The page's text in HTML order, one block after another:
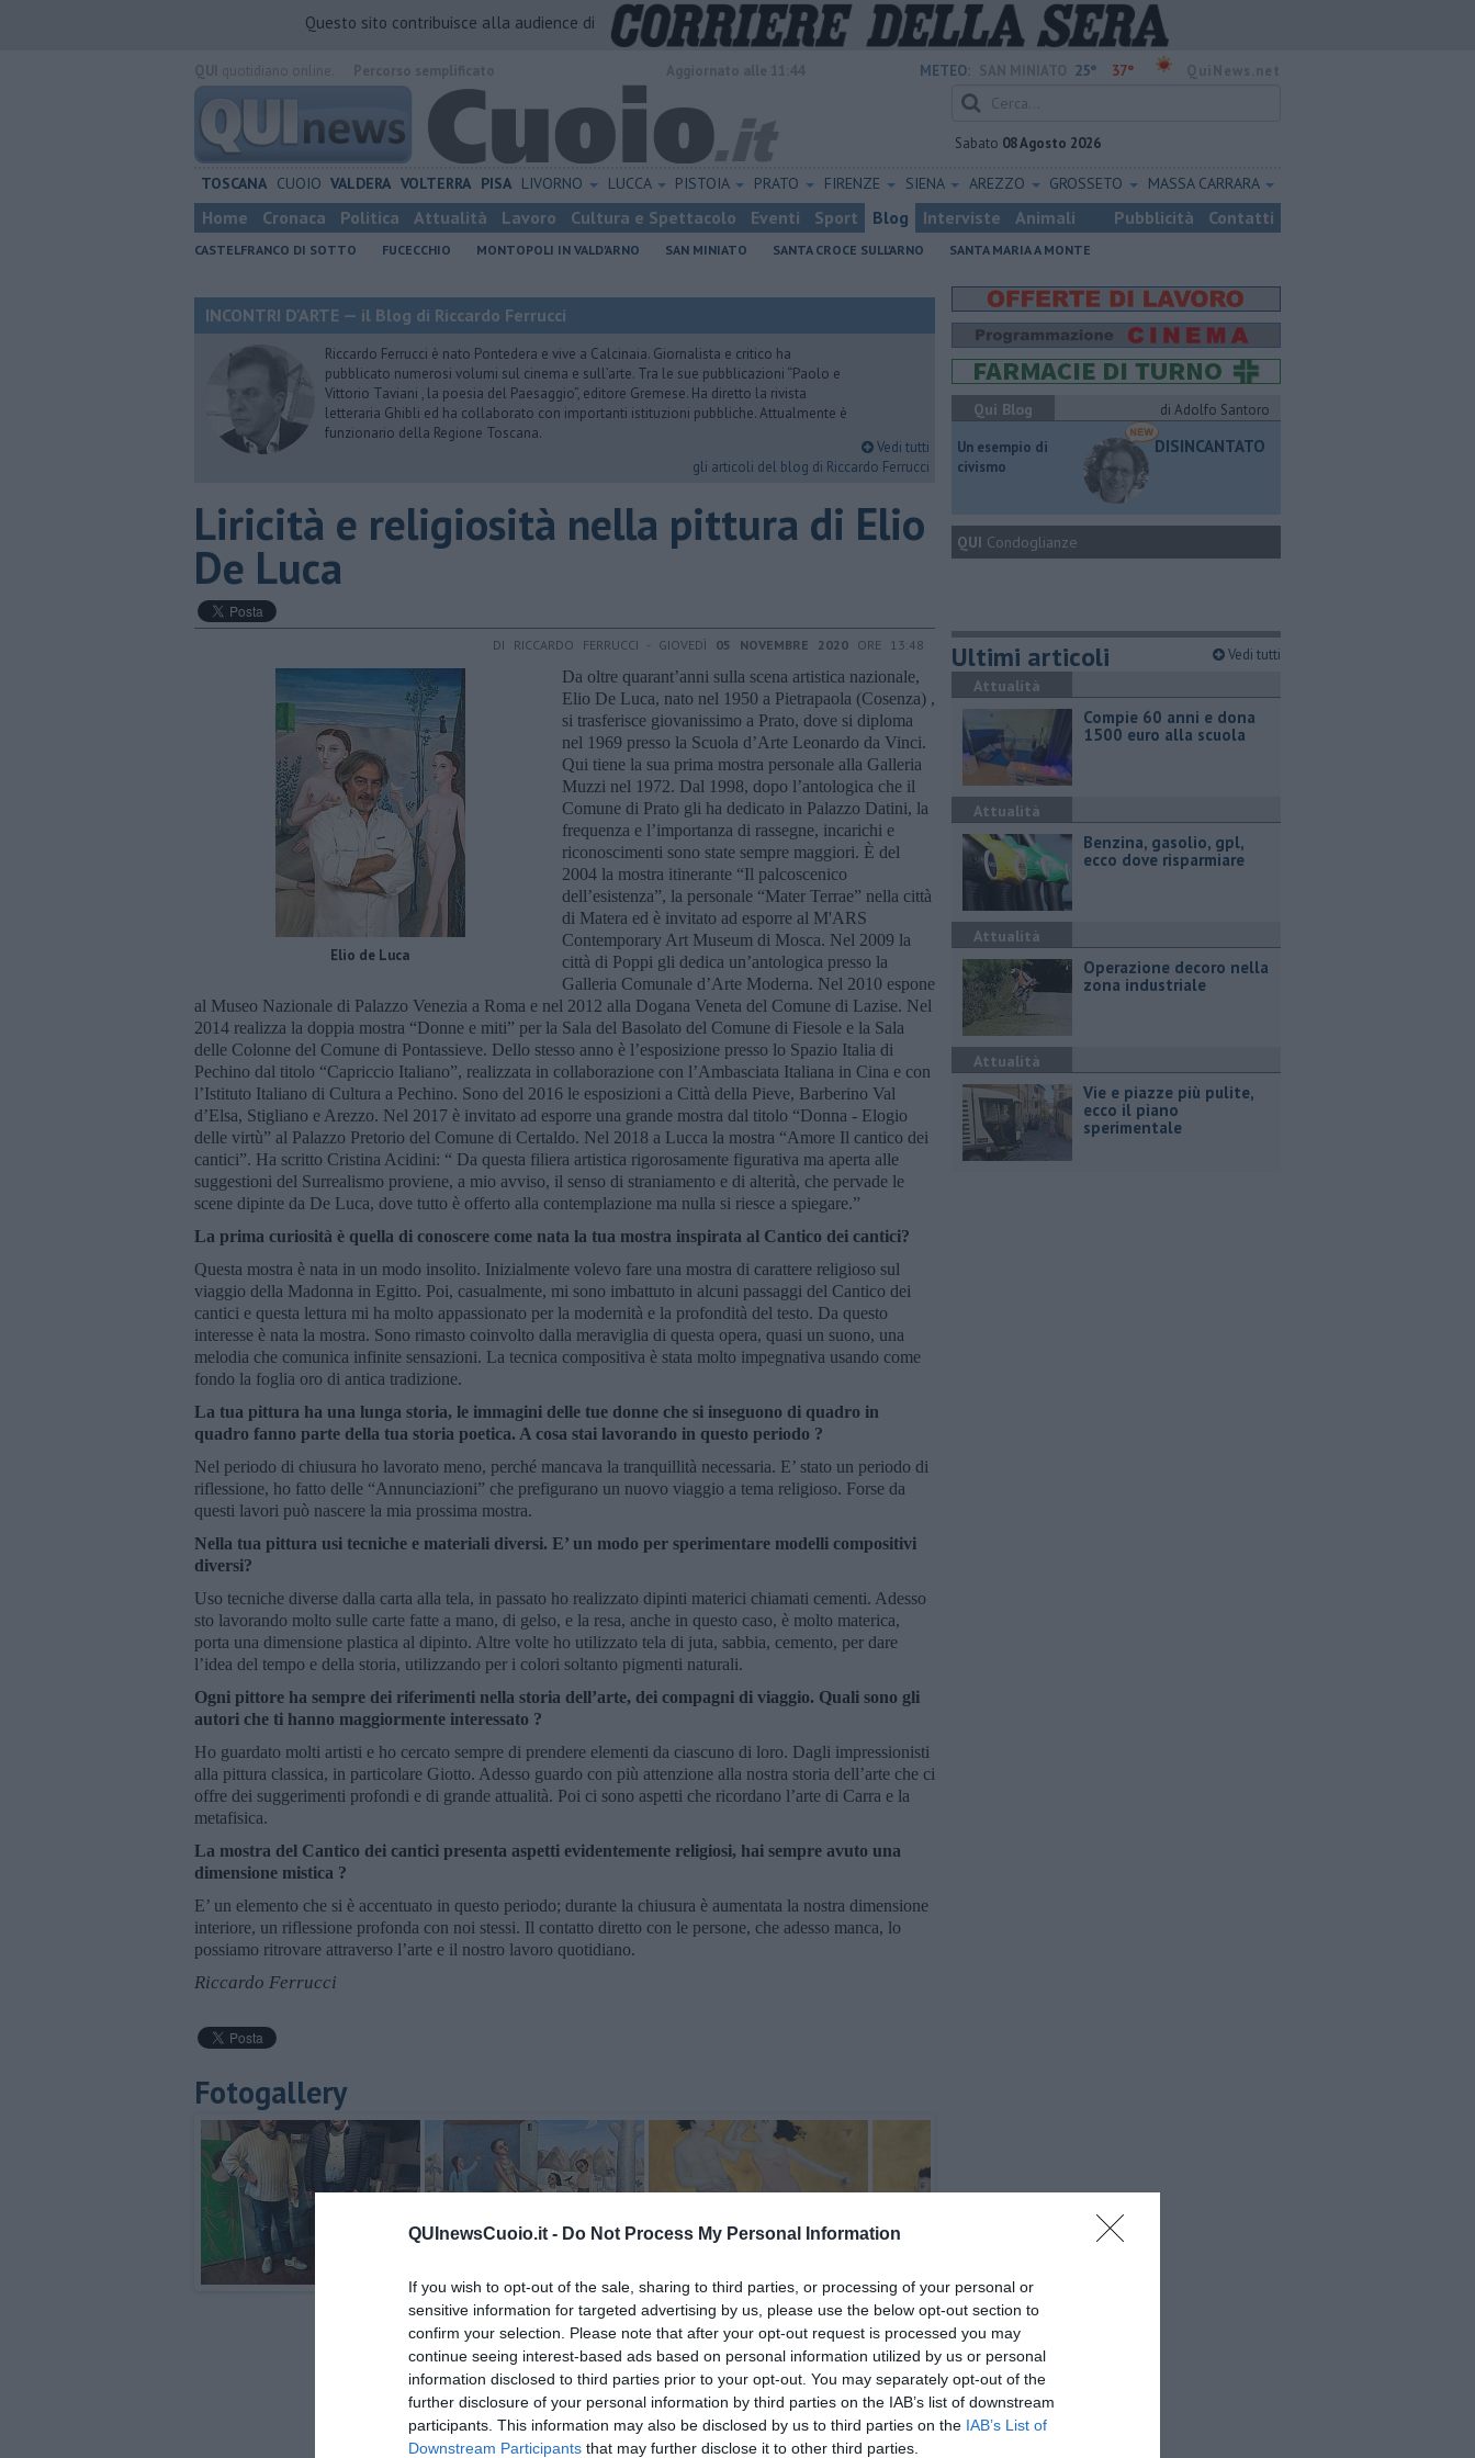
QUInewsCuoio.it - Do Not Process My Personal Information
If you wish to opt-out of the sale, sharing to third parties, or processing of your personal or
sensitive information for targeted advertising by us, please use the below opt-out section to
confirm your selection. Please note that after your opt-out request is processed you may
continue seeing interest-based ads based on personal information utilized by us or personal
information disclosed to third parties prior to your opt-out. You may separately opt-out of the
further disclosure of your personal information by third parties on the IAB’s list of downstream
participants. This information may also be disclosed by us to third parties on the IAB’s List of
Downstream Participants that may further disclose it to other third parties.
Questo sito contribuisce alla audience di
METEO: 25° 37°
Sabato 08 Agosto 2026
TOSCANA CUOIO VALDERA VOLTERRA PISA LIVORNO LUCCA PISTOIA PRATO FIRENZE SIENA AREZZO GROSSETO MASSA CARRARA
Home Cronaca Politica Attualità Lavoro Cultura e Spettacolo Eventi Sport Blog Interviste Animali Pubblicità Contatti
CASTELFRANCO DI SOTTO FUCECCHIO MONTOPOLI IN VALD'ARNO SAN MINIATO SANTA CROCE SULL'ARNO SANTA MARIA A MONTE
INCONTRI D'ARTE — il Blog di Riccardo Ferrucci
Riccardo Ferrucci è nato Pontedera e vive a Calcinaia. Giornalista e critico ha
pubblicato numerosi volumi sul cinema e sull’arte. Tra le sue pubblicazioni “Paolo e
Vittorio Taviani , la poesia del Paesaggio”, editore Gremese. Ha diretto la rivista
letteraria Ghibli ed ha collaborato con importanti istituzioni pubbliche. Attualmente è
funzionario della Regione Toscana.
Vedi tutti
gli articoli del blog di Riccardo Ferrucci
Liricità e religiosità nella pittura di Elio
De Luca
DI RICCARDO FERRUCCI - GIOVEDÌ 05 NOVEMBRE 2020 ORE 13:48
Elio de Luca
Da oltre quarant’anni sulla scena artistica nazionale,
Elio De Luca, nato nel 1950 a Pietrapaola (Cosenza) ,
si trasferisce giovanissimo a Prato, dove si diploma
nel 1969 presso la Scuola d’Arte Leonardo da Vinci.
Qui tiene la sua prima mostra personale alla Galleria
Muzzi nel 1972. Dal 1998, dopo l’antologica che il
Comune di Prato gli ha dedicato in Palazzo Datini, la
frequenza e l’importanza di rassegne, incarichi e
riconoscimenti sono state sempre maggiori. È del
2004 la mostra itinerante “Il palcoscenico
dell’esistenza”, la personale “Mater Terrae” nella città
di Matera ed è invitato ad esporre al M'ARS
Contemporary Art Museum di Mosca. Nel 2009 la
città di Poppi gli dedica un’antologica presso la
Galleria Comunale d’Arte Moderna. Nel 2010 espone
al Museo Nazionale di Palazzo Venezia a Roma e nel 2012 alla Dogana Veneta del Comune di Lazise. Nel
2014 realizza la doppia mostra “Donne e miti” per la Sala del Basolato del Comune di Fiesole e la Sala
delle Colonne del Comune di Pontassieve. Dello stesso anno è l’esposizione presso lo Spazio Italia di
Pechino dal titolo “Capriccio Italiano”, realizzata in collaborazione con l’Ambasciata Italiana in Cina e con
l’Istituto Italiano di Cultura a Pechino. Sono del 2016 le esposizioni a Città della Pieve, Barberino Val
d’Elsa, Stigliano e Arezzo. Nel 2017 è invitato ad esporre una grande mostra dal titolo “Donna - Elogio
delle virtù” al Palazzo Pretorio del Comune di Certaldo. Nel 2018 a Lucca la mostra “Amore Il cantico dei
cantici”. Ha scritto Cristina Acidini: “ Da questa filiera artistica rigorosamente figurativa ma aperta alle
suggestioni del Surrealismo proviene, a mio avviso, il senso di straniamento e di alterità, che pervade le
scene dipinte da De Luca, dove tutto è offerto alla contemplazione ma nulla si riesce a spiegare.”
La prima curiosità è quella di conoscere come nata la tua mostra inspirata al Cantico dei cantici?
Questa mostra è nata in un modo insolito. Inizialmente volevo fare una mostra di carattere religioso sul
viaggio della Madonna in Egitto. Poi, casualmente, mi sono imbattuto in alcuni passaggi del Cantico dei
cantici e questa lettura mi ha molto appassionato per la modernità e la profondità del testo. Da questo
interesse è nata la mostra. Sono rimasto coinvolto dalla meraviglia di questa opera, quasi un suono, una
melodia che comunica infinite sensazioni. La tecnica compositiva è stata molto impegnativa usando come
fondo la foglia oro di antica tradizione.
La tua pittura ha una lunga storia, le immagini delle tue donne che si inseguono di quadro in
quadro fanno parte della tua storia poetica. A cosa stai lavorando in questo periodo ?
Nel periodo di chiusura ho lavorato meno, perché mancava la tranquillità necessaria. E’ stato un periodo di
riflessione, ho fatto delle “Annunciazioni” che prefigurano un nuovo viaggio a tema religioso. Forse da
questi lavori può nascere la mia prossima mostra.
Nella tua pittura usi tecniche e materiali diversi. E’ un modo per sperimentare modelli compositivi
diversi?
Uso tecniche diverse dalla carta alla tela, in passato ho realizzato dipinti materici chiamati cementi. Adesso
sto lavorando molto sulle carte fatte a mano, di gelso, e la resa, anche in questo caso, è molto materica,
porta una dimensione plastica al dipinto. Altre volte ho utilizzato tela di juta, sabbia, cemento, per dare
l’idea del tempo e della storia, utilizzando per i colori soltanto pigmenti naturali.
Ogni pittore ha sempre dei riferimenti nella storia dell’arte, dei compagni di viaggio. Quali sono gli
autori che ti hanno maggiormente interessato ?
Ho guardato molti artisti e ho cercato sempre di prendere elementi da ciascuno di loro. Dagli impressionisti
alla pittura classica, in particolare Giotto. Adesso guardo con più attenzione alla nostra storia dell’arte che ci
offre dei suggerimenti profondi e di grande attualità. Poi ci sono aspetti che ricordano l’arte di Carra e la
metafisica.
La mostra del Cantico dei cantici presenta aspetti evidentemente religiosi, hai sempre avuto una
dimensione mistica ?
E’ un elemento che si è accentuato in questo periodo; durante la chiusura è aumentata la nostra dimensione
interiore, un riflessione profonda con noi stessi. Il contatto diretto con le persone, che adesso manca, lo
possiamo ritrovare attraverso l’arte e il nostro lavoro quotidiano.
Riccardo Ferrucci
Fotogallery
Qui Blog
di Adolfo Santoro
​Un esempio di
civismo
DISINCANTATO
QUI Condoglianze
Ultimi articoli Vedi tutti
Attualità
Compie 60 anni e dona
1500 euro alla scuola
Attualità
​Benzina, gasolio, gpl,
ecco dove risparmiare
Attualità
Operazione decoro nella
zona industriale
Attualità
Vie e piazze più pulite,
ecco il piano
sperimentale